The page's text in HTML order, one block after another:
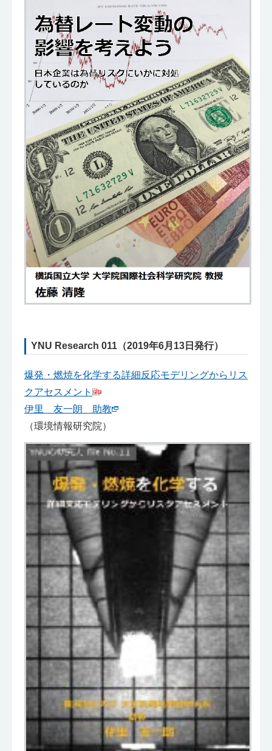
YNU Research 011（2019年6月13日発行）
爆発・燃焼を化学する詳細反応モデリングからリス
クアセスメント
伊里 友一朗 助教
（環境情報研究院）